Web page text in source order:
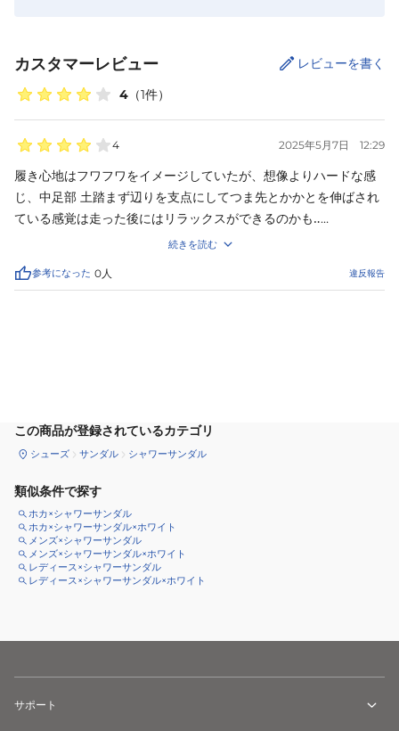
カスタマーレビュー
4 （1件）
レビューを書く
4 2025年5月7日 12:29
履き心地はフワフワをイメージしていたが、想像よりハードな感
じ、中足部 土踏まず辺りを支点にしてつま先とかかとを伸ばされ
ている感覚は走った後にはリラックスができるのかも‥
サイズ感は普段ホカのランニングシューズは28.0ですが、マイナ
続きを読む
参考になった 0人 違反報告
この商品が登録されているカテゴリ
シューズ サンダル シャワーサンダル
類似条件で探す
ホカ×シャワーサンダル
ホカ×シャワーサンダル×ホワイト
メンズ×シャワーサンダル
メンズ×シャワーサンダル×ホワイト
レディース×シャワーサンダル
レディース×シャワーサンダル×ホワイト
サポート